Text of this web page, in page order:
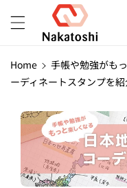
Content
Home
手帳や勉強がも
ーディネートスタンプを